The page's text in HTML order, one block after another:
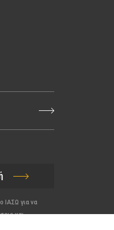
ΙΑΣΩ για να
και